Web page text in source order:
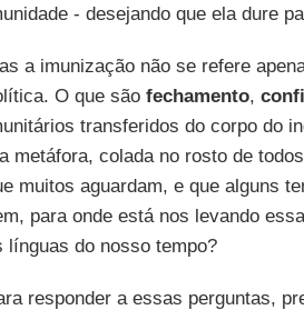
- desejando que ela dure
a imunização não se refere
O que são fechamento,
transferidos do corpo do
metáfora, colada no rosto de
muitos aguardam, e que alguns
para onde está nos levando
línguas do nosso tempo?
responder a essas perguntas,